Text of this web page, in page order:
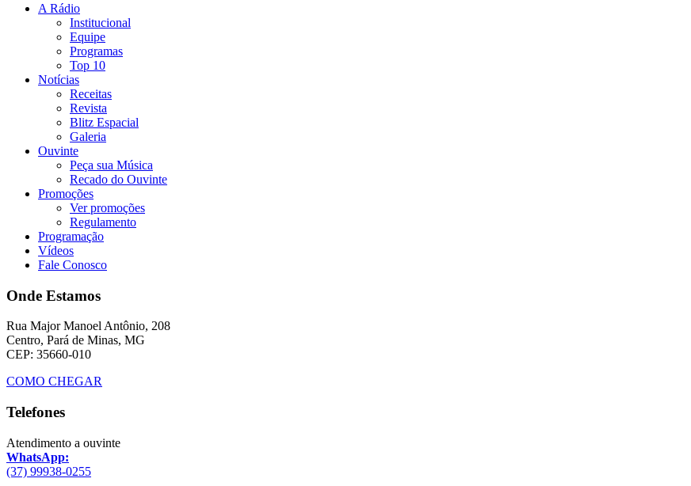
A Rádio
Institucional
Equipe
Programas
Top 10
Notícias
Receitas
Revista
Blitz Espacial
Galeria
Ouvinte
Peça sua Música
Recado do Ouvinte
Promoções
Ver promoções
Regulamento
Programação
Vídeos
Fale Conosco
Onde Estamos
Rua Major Manoel Antônio, 208
Centro, Pará de Minas, MG
CEP: 35660-010
COMO CHEGAR
Telefones
Atendimento a ouvinte
WhatsApp:
(37) 99938-0255